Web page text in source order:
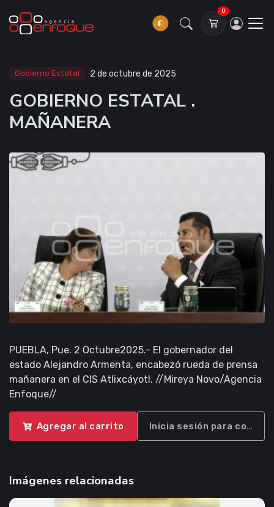
0
Gobierno Estatal 2 de octubre de 2025
GOBIERNO ESTATAL .
MAÑANERA
PUEBLA, Pue. 2 Octubre2025.- El gobernador del
estado Alejandro Armenta, encabezó rueda de prensa
mañanera en el CIS Atlixcáyotl. //Mireya Novo/Agencia
Enfoque//
Agregar al carrito Inicia sesión para
Imágenes relacionadas